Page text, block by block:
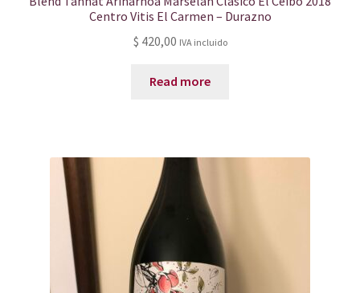
Centro Vitis El Carmen – Durazno
$ 420,00 IVA incluido
Read more